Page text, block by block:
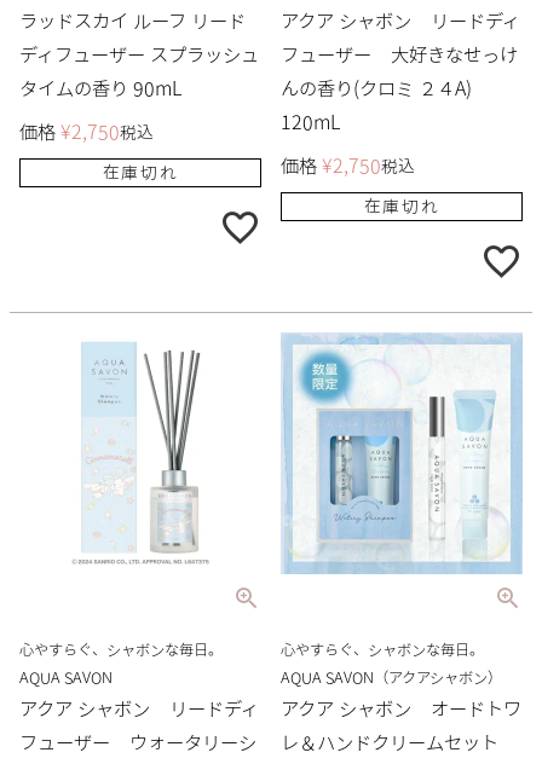
ラッドスカイ ルーフ リード
ディフューザー スプラッシュ
タイムの香り 90mL
価格 ¥2,750税込
在庫切れ
アクア シャボン リードディ
フューザー 大好きなせっけ
んの香り(クロミ ２４A)
120mL
価格 ¥2,750税込
在庫切れ
心やすらぐ、シャボンな毎日。
AQUA SAVON
アクア シャボン リードディ
フューザー ウォータリーシ
心やすらぐ、シャボンな毎日。
AQUA SAVON（アクアシャボン）
アクア シャボン オードトワ
レ＆ハンドクリームセット